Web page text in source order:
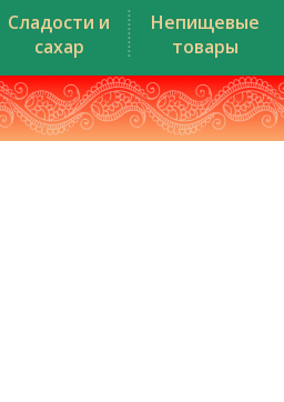
Сладости и
сахар
Непищевые
товары